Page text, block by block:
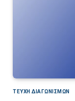
ΤΕΎΧΗ ΔΙΑΓΩΝΙΣΜΏΝ